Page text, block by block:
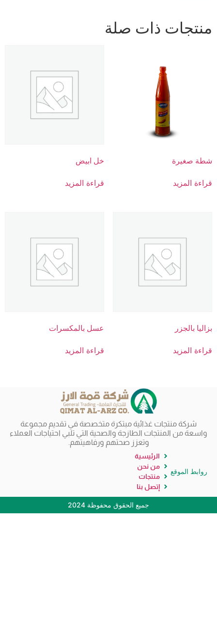
منتجات ذات صلة
شطة صغيرة
قراءة المزيد
خل ابيض
قراءة المزيد
بزاليا بالجزر
قراءة المزيد
عسل بالمكسرات
قراءة المزيد
شركة منتجات غذائية مبتكرة متخصصة في تقديم مجموعة
واسعة من المنتجات الطازجة والصحية التي تلبي احتياجات العملاء
وتعزز صحتهم ورفاهيتهم.
روابط الموقع
الرئيسية
من نحن
منتجات
إتصل بنا
جميع الحقوق محفوظة 2024